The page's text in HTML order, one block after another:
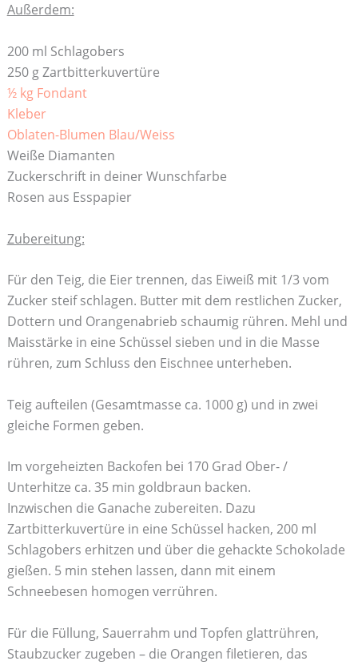
Außerdem:
200 ml Schlagobers
250 g Zartbitterkuvertüre
½ kg Fondant
Kleber
Oblaten-Blumen Blau/Weiss
Weiße Diamanten
Zuckerschrift in deiner Wunschfarbe
Rosen aus Esspapier
Zubereitung:
Für den Teig, die Eier trennen, das Eiweiß mit 1/3 vom
Zucker steif schlagen. Butter mit dem restlichen Zucker,
Dottern und Orangenabrieb schaumig rühren. Mehl und
Maisstärke in eine Schüssel sieben und in die Masse
rühren, zum Schluss den Eischnee unterheben.
Teig aufteilen (Gesamtmasse ca. 1000 g) und in zwei
gleiche Formen geben.
Im vorgeheizten Backofen bei 170 Grad Ober- /
Unterhitze ca. 35 min goldbraun backen.
Inzwischen die Ganache zubereiten. Dazu
Zartbitterkuvertüre in eine Schüssel hacken, 200 ml
Schlagobers erhitzen und über die gehackte Schokolade
gießen. 5 min stehen lassen, dann mit einem
Schneebesen homogen verrühren.
Für die Füllung, Sauerrahm und Topfen glattrühren,
Staubzucker zugeben – die Orangen filetieren, das